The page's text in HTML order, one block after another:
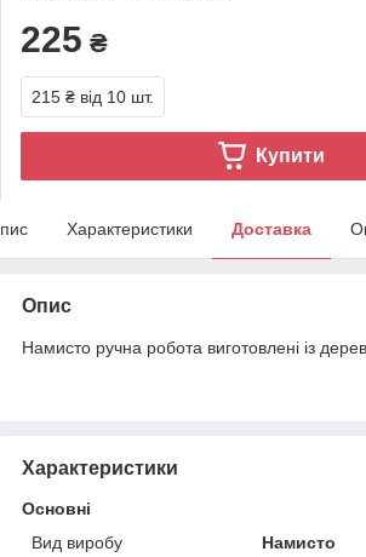
225 ₴
215 ₴ від 10 шт.
Купити
Характеристики Доставка
Опис
Намисто ручна робота виготовлені із
Характеристики
Основні
Вид виробу
Намисто